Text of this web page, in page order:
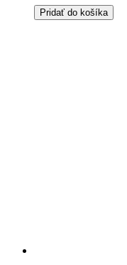
Pridať do košíka